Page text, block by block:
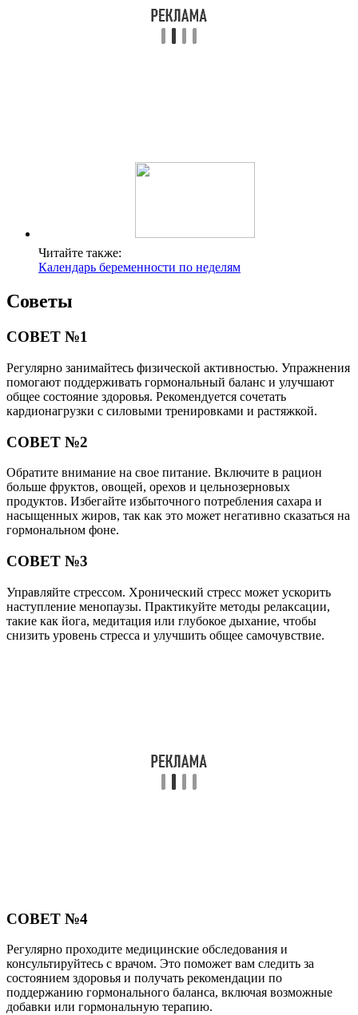
Читайте также:
Календарь беременности по неделям
Советы
СОВЕТ №1
Регулярно занимайтесь физической активностью. Упражнения
помогают поддерживать гормональный баланс и улучшают
общее состояние здоровья. Рекомендуется сочетать
кардионагрузки с силовыми тренировками и растяжкой.
СОВЕТ №2
Обратите внимание на свое питание. Включите в рацион
больше фруктов, овощей, орехов и цельнозерновых
продуктов. Избегайте избыточного потребления сахара и
насыщенных жиров, так как это может негативно сказаться на
гормональном фоне.
СОВЕТ №3
Управляйте стрессом. Хронический стресс может ускорить
наступление менопаузы. Практикуйте методы релаксации,
такие как йога, медитация или глубокое дыхание, чтобы
снизить уровень стресса и улучшить общее самочувствие.
СОВЕТ №4
Регулярно проходите медицинские обследования и
консультируйтесь с врачом. Это поможет вам следить за
состоянием здоровья и получать рекомендации по
поддержанию гормонального баланса, включая возможные
добавки или гормональную терапию.